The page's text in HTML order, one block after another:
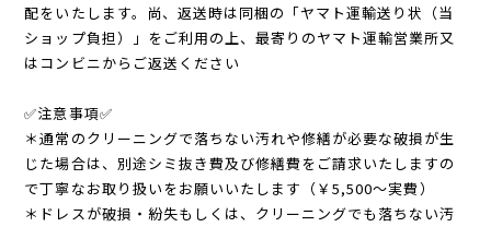
配をいたします。尚、返送時は同梱の「ヤマト運輸送り状（当
ショップ負担）」をご利用の上、最寄りのヤマト運輸営業所又
はコンビニからご返送ください
✅注意事項✅
＊通常のクリーニングで落ちない汚れや修繕が必要な破損が生
じた場合は、別途シミ抜き費及び修繕費をご請求いたしますの
で丁寧なお取り扱いをお願いいたします（￥5,500～実費）
＊ドレスが破損・紛失もしくは、クリーニングでも落ちない汚